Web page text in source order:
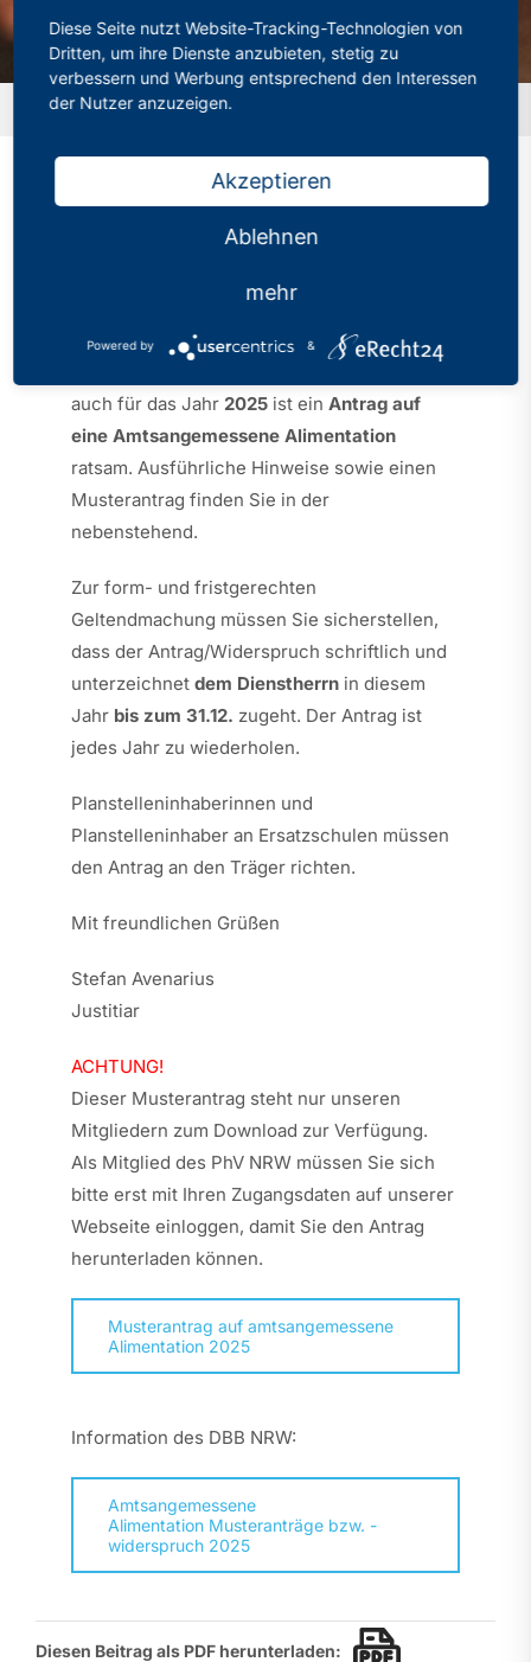
Startseite
Sehr geehrte Damen und Herren,
auch für das Jahr 2025ist ein Antrag auf
eine Amtsangemessene Alimentation
ratsam. Ausführliche Hinweise sowie einen
Musterantrag finden Sie in der
nebenstehend.
Zur form- und fristgerechten
Geltendmachung müssen Sie sicherstellen,
dass der Antrag/Widerspruch schriftlich und
unterzeichnet dem Dienstherrnin diesem
Jahr bis zum 31.12. zugeht. Der Antrag ist
jedes Jahr zu wiederholen.
Planstelleninhaberinnen und
Planstelleninhaber an Ersatzschulen müssen
den Antrag an den Träger richten.
Mit freundlichen Grüßen
Stefan Avenarius
Justitiar
ACHTUNG!
Dieser Musterantrag steht nur unseren
Mitgliedern zum Download zur Verfügung.
Als Mitglied des PhV NRW müssen Sie sich
bitte erst mit Ihren Zugangsdaten auf unserer
Webseite einloggen, damit Sie den Antrag
herunterladen können.
Musterantrag auf amtsangemessene
Alimentation 2025
Information des DBB NRW:
Amtsangemessene
Alimentation Musteranträge bzw. -
widerspruch 2025
Diesen Beitrag als PDF herunterladen:
Diese Seite nutzt Website-Tracking-Technologien von
Dritten, um ihre Dienste anzubieten, stetig zu
verbessern und Werbung entsprechend den Interessen
der Nutzer anzuzeigen.
Akzeptieren
Ablehnen
mehr
Powered by &